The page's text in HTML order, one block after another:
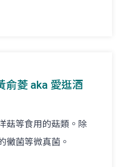
俞菱 aka 愛逛酒
菇等食用的菇類。除
黴菌等微真菌。